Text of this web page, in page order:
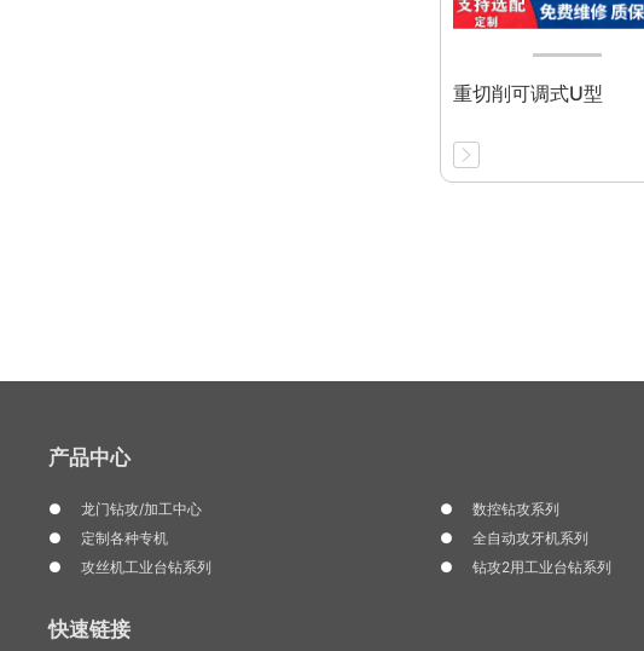
重切削可调式U型
产品中心
龙门钻攻/加工中心 数控钻攻系列
定制各种专机
全自动攻牙机系列
攻丝机工业台钻系列
钻攻2用工业台钻系列
快速链接